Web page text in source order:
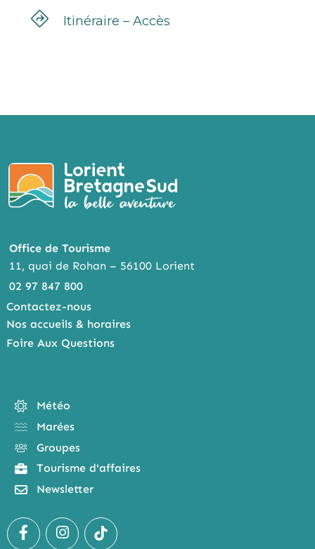
Itinéraire – Accès
Office de Tourisme
11, quai de Rohan – 56100 Lorient
02 97 847 800
Contactez-nous
Nos accueils & horaires
Foire Aux Questions
Météo
Marées
Groupes
Tourisme d'affaires
Newsletter